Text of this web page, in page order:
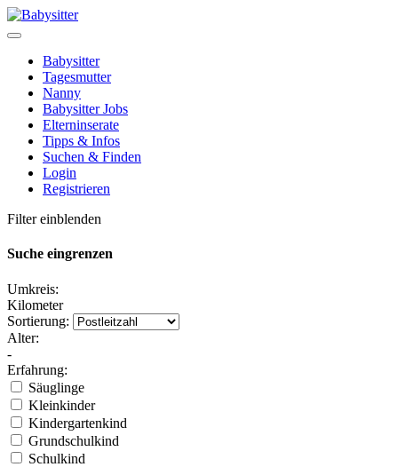
Babysitter
Tagesmutter
Nanny
Babysitter Jobs
Elterninserate
Tipps & Infos
Suchen & Finden
Login
Registrieren
Filter einblenden
Suche eingrenzen
Umkreis:
Kilometer
Sortierung:
Alter:
-
Erfahrung:
Säuglinge
Kleinkinder
Kindergartenkind
Grundschulkind
Schulkind